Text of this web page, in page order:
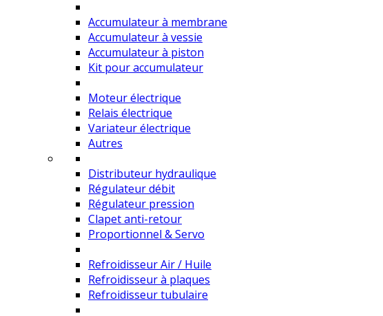
Accumulateur à membrane
Accumulateur à vessie
Accumulateur à piston
Kit pour accumulateur
Moteur électrique
Relais électrique
Variateur électrique
Autres
Distributeur hydraulique
Régulateur débit
Régulateur pression
Clapet anti-retour
Proportionnel & Servo
Refroidisseur Air / Huile
Refroidisseur à plaques
Refroidisseur tubulaire